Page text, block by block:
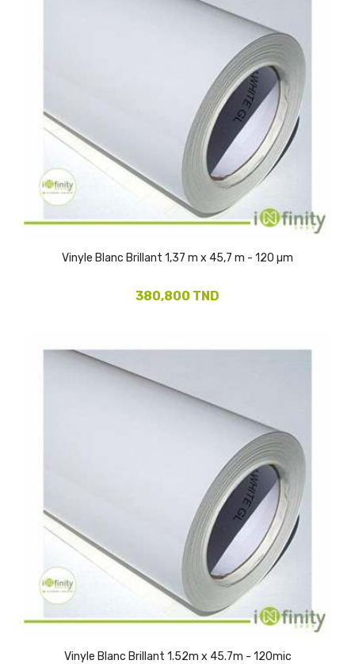
Vinyle Blanc Brillant 1,37 m x 45,7 m - 120 µm
380,800 TND
Vinyle Blanc Brillant 1.52m x 45.7m - 120mic